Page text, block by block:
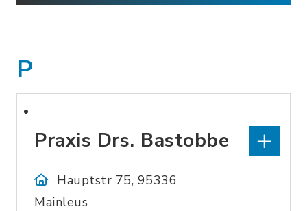
P
Praxis Drs. Bastobbe
Hauptstr 75, 95336
Mainleus